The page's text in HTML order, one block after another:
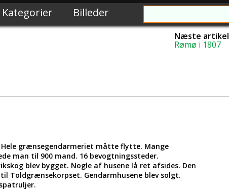
Kategorier Billeder
Næste artikel
Rømø i 1807
grænsegendarmeriet måtte flytte. Mange
man til 900 mand. 16 bevogtningssteder.
blev bygget. Nogle af husene lå ret afsides. Den
Toldgrænsekorpset. Gendarmhusene blev solgt.